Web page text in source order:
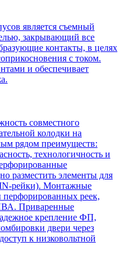
является съемный
закрывающий все
контакты, в целях
с током.
и обеспечивает
совместного
колодки на
рядом преимуществ:
технологичность и
разместить элементы для
рейки). Монтажные
реек,
Приваренные
крепление ФП,
двери через
к низковольтной